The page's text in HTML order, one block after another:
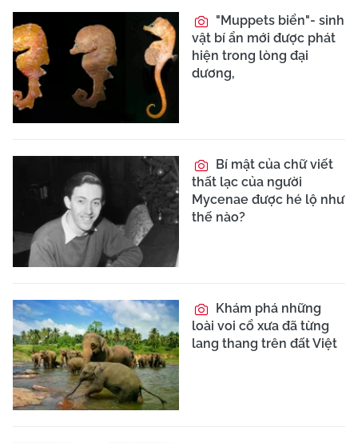
"Muppets biển"- sinh
vật bí ẩn mới được phát
hiện trong lòng đại
dương,
Bí mật của chữ viết
thất lạc của người
Mycenae được hé lộ như
thế nào?
Khám phá những
loài voi cổ xưa đã từng
lang thang trên đất Việt